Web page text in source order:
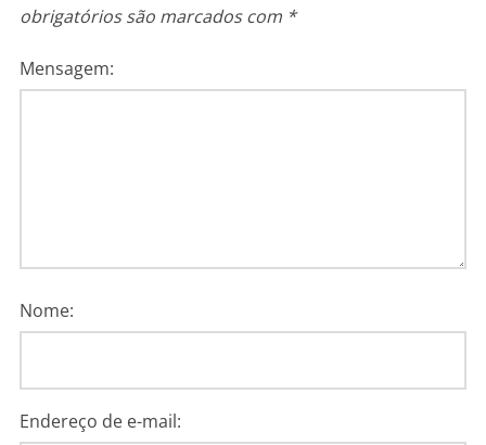
obrigatórios são marcados com *
Mensagem:
Nome:
Endereço de e-mail: